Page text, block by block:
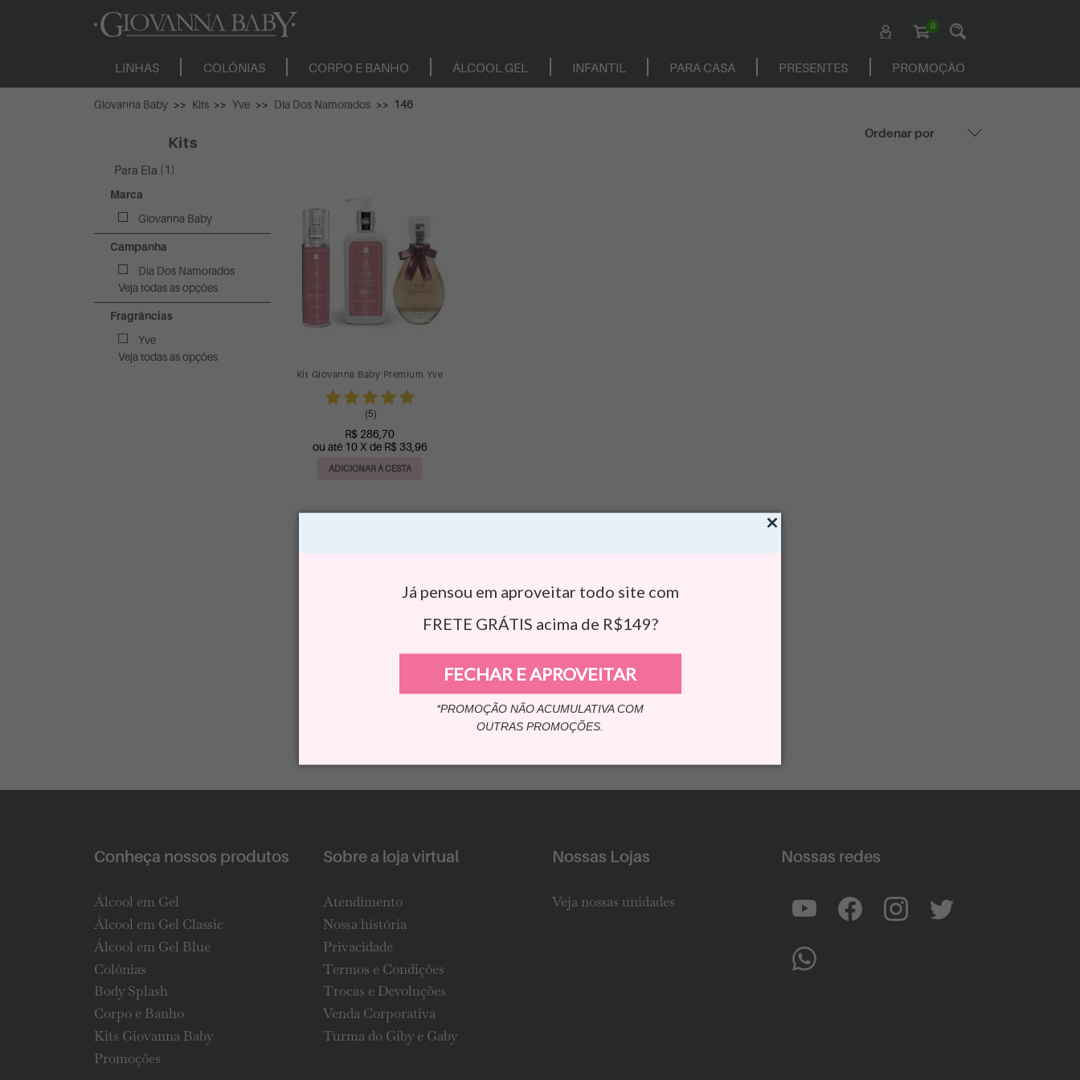
Já pensou em aproveitar todo site com
FRETE GRÁTIS acima de R$149?
FECHAR E APROVEITAR
*PROMOÇÃO NÃO ACUMULATIVA COM
OUTRAS PROMOÇÕES.
0
LINHAS COLÔNIAS CORPO E BANHO ÁLCOOL GEL INFANTIL PARA CASA PRESENTES PROMOÇÃO
Giovanna Baby Kits Yve Dia Dos Namorados 146
Kits
Para Ela (1)
Marca
Giovanna Baby
Campanha
Dia Dos Namorados
Veja todas as opções
Fragrâncias
Yve
Veja todas as opções
Kit Giovanna Baby Premium Yve
(5)
R$ 286,70
ou até 10 X de R$ 33,96
ADICIONAR À CESTA
Conheça nossos produtos
Álcool em Gel
Álcool em Gel Classic
Álcool em Gel Blue
Colônias
Body Splash
Corpo e Banho
Kits Giovanna Baby
Promoções
Sobre a loja virtual
Atendimento
Nossa história
Privacidade
Termos e Condições
Trocas e Devoluções
Venda Corporativa
Turma do Giby e Gaby
Nossas Lojas
Veja nossas unidades
Nossas redes